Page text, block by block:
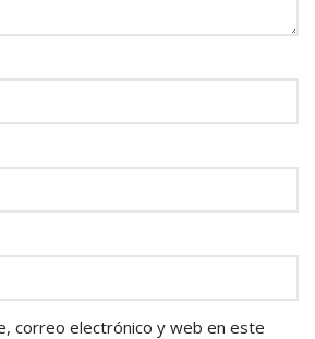
correo electrónico y web en este